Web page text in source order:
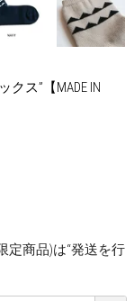
ス”【MADE IN
定商品)は“発送を行